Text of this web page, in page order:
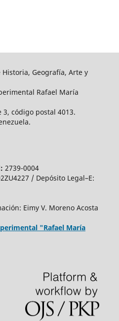
Historia, Geografía, Arte y
Rafael María
3, código postal 4013.
2739-0004
/ Depósito Legal–E:
Eimy V. Moreno Acosta
"Rafael María